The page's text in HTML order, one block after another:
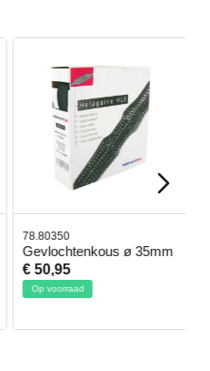
78.80350
Gevlochtenkous ø 35mm
€ 50,95
Op voorraad